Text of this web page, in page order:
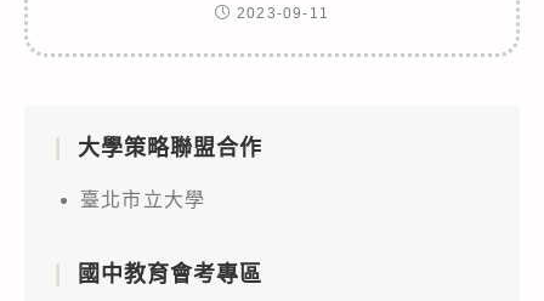
2023-09-11
大學策略聯盟合作
臺北市立大學
國中教育會考專區